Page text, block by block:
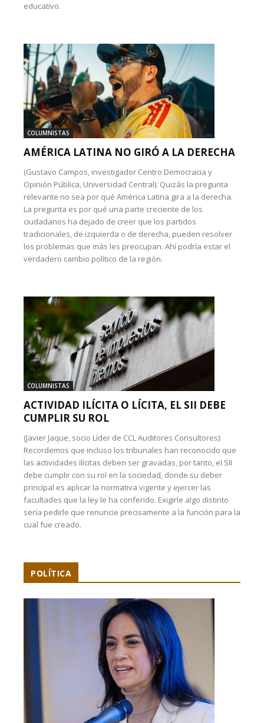
educativo.
COLUMNISTAS
AMÉRICA LATINA NO GIRÓ A LA DERECHA
(Gustavo Campos, investigador Centro Democracia y
Opinión Pública, Universidad Central): Quizás la pregunta
relevante no sea por qué América Latina gira a la derecha.
La pregunta es por qué una parte creciente de los
ciudadanos ha dejado de creer que los partidos
tradicionales, de izquierda o de derecha, pueden resolver
los problemas que más les preocupan. Ahí podría estar el
verdadero cambio político de la región.
COLUMNISTAS
ACTIVIDAD ILÍCITA O LÍCITA, EL SII DEBE
CUMPLIR SU ROL
(Javier Jaque, socio Líder de CCL Auditores Consultores):
Recordemos que incluso los tribunales han reconocido que
las actividades ilícitas deben ser gravadas, por tanto, el SII
debe cumplir con su rol en la sociedad, donde su deber
principal es aplicar la normativa vigente y ejercer las
facultades que la ley le ha conferido. Exigirle algo distinto
sería pedirle que renuncie precisamente a la función para la
cual fue creado.
POLÍTICA